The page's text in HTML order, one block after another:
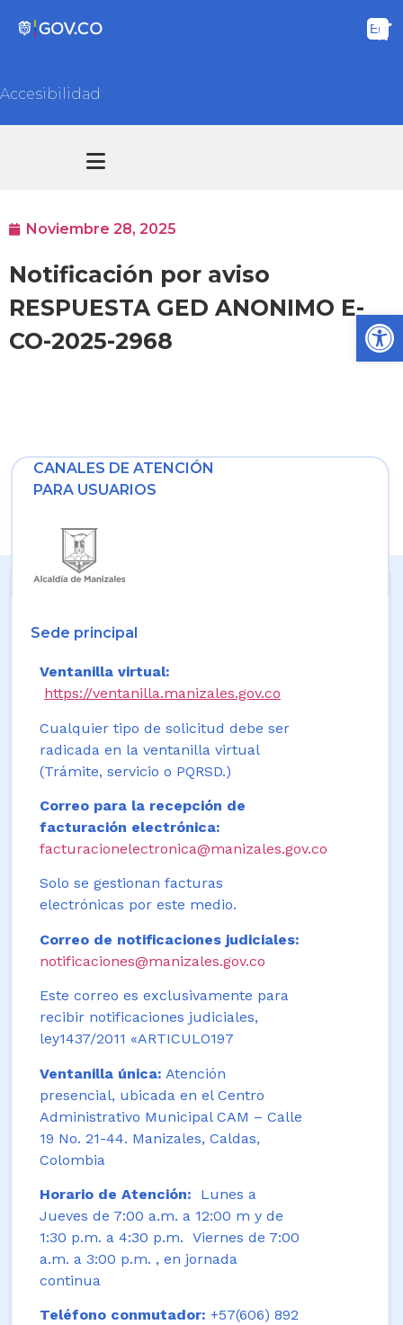
Accesibilidad
Noviembre 28, 2025
Notificación por aviso
RESPUESTA GED ANONIMO E-
CO-2025-2968
CANALES DE ATENCIÓN
PARA USUARIOS
Sede principal
Ventanilla virtual:
https://ventanilla.manizales.gov.co
Cualquier tipo de solicitud debe ser
radicada en la ventanilla virtual
(Trámite, servicio o PQRSD.)
Correo para la recepción de
facturación electrónica:
facturacionelectronica@manizales.gov.co
Solo se gestionan facturas
electrónicas por este medio.
Correo de notificaciones judiciales:
notificaciones@manizales.gov.co
Este correo es exclusivamente para
recibir notificaciones judiciales,
ley1437/2011 «ARTICULO197
Ventanilla única: Atención
presencial, ubicada en el Centro
Administrativo Municipal CAM – Calle
19 No. 21-44. Manizales, Caldas,
Colombia
Horario de Atención:
Lunes a
Jueves de 7:00 a.m. a 12:00 m y de
1:30 p.m. a 4:30 p.m. Viernes de 7:00
a.m. a 3:00 p.m. , en jornada
continua
Teléfono conmutador: +57(606) 892